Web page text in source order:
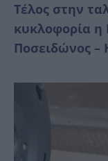
Τέλος στην
κυκλοφορία
Ποσειδώνος –